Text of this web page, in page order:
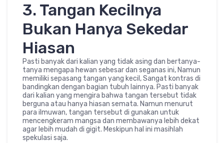
3. Tangan Kecilnya
Bukan Hanya Sekedar
Hiasan
Pasti banyak dari kalian yang tidak asing dan bertanya-
tanya mengapa hewan sebesar dan seganas ini, Namun
memiliki sepasang tangan yang kecil, Sangat kontras di
bandingkan dengan bagian tubuh lainnya. Pasti banyak
dari kalian yang mengira bahwa tangan tersebut tidak
berguna atau hanya hiasan semata. Namun menurut
para ilmuwan, tangan tersebut di gunakan untuk
mencengkeram mangsa dan membawanya lebih dekat
agar lebih mudah di gigit. Meskipun hal ini masihlah
spekulasi saja.